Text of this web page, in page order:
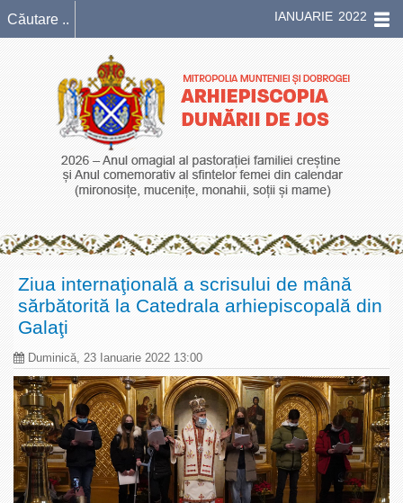
IANUARIE 2022
Ziua internaţională a scrisului de mână
sărbătorită la Catedrala arhiepiscopală din
Galaţi
Duminică, 23 Ianuarie 2022 13:00